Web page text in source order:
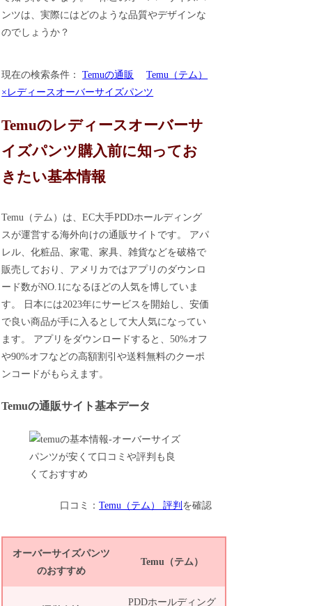
ンツは、実際にはどのような品質やデザインな
のでしょうか？
現在の検索条件：Temuの通販
Temu（テム）
×レディースオーバーサイズパンツ
Temuのレディースオーバーサ
イズパンツ購入前に知ってお
きたい基本情報
Temu（テム）は、EC大手PDDホールディング
スが運営する海外向けの通販サイトです。 アパ
レル、化粧品、家電、家具、雑貨などを破格で
販売しており、アメリカではアプリのダウンロ
ード数がNO.1になるほどの人気を博していま
す。 日本には2023年にサービスを開始し、安価
で良い商品が手に入るとして大人気になってい
ます。 アプリをダウンロードすると、50%オフ
や90%オフなどの高額割引や送料無料のクーポ
ンコードがもらえます。
Temuの通販サイト基本データ
口コミ：Temu（テム） 評判 を確認
オーバーサイズパンツ
のおすすめ
Temu（テム）
PDDホールディング